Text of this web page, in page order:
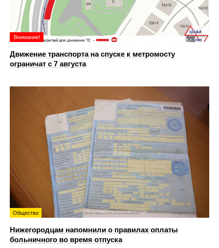
Внимание!
Движение транспорта на спуске к метромосту
ограничат с 7 августа
Общество
Нижегородцам напомнили о правилах оплаты
больничного во время отпуска